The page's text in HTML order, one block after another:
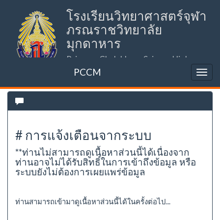
โรงเรียนวิทยาศาสตร์จุฬา
ภรณราชวิทยาลัย
มุกดาหาร
Princess Chulabhorn Science High
School Mukdahan (PCSHSM)
PCCM
# การแจ้งเตือนจากระบบ
**ท่านไม่สามารถดูเนื้อหาส่วนนี้ได้เนื่องจาก
ท่านอาจไม่ได้รับสิทธิ์ในการเข้าถึงข้อมูล หรือ
ระบบยังไม่ต้องการเผยแพร่ข้อมูล
ท่านสามารถเข้ามาดูเนื้อหาส่วนนี้ได้ในครั้งต่อไป...